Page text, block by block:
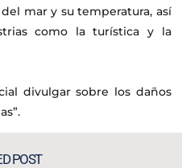
mar y su temperatura, así
como la turística y la
divulgar sobre los daños
POST